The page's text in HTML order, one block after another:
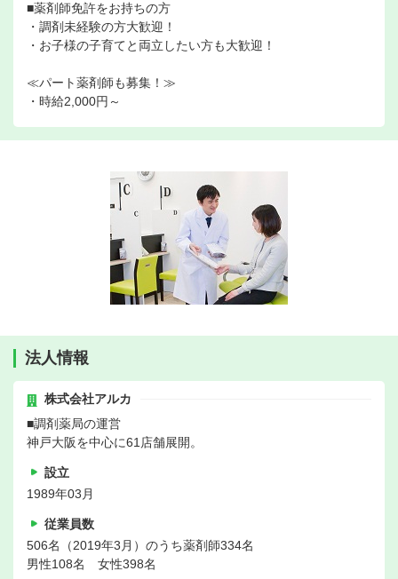
■薬剤師免許をお持ちの方
・調剤未経験の方大歓迎！
・お子様の子育てと両立したい方も大歓迎！
≪パート薬剤師も募集！≫
・時給2,000円～
法人情報
株式会社アルカ
■調剤薬局の運営
神戸大阪を中心に61店舗展開。
設立
1989年03月
従業員数
506名（2019年3月）のうち薬剤師334名
男性108名 女性398名